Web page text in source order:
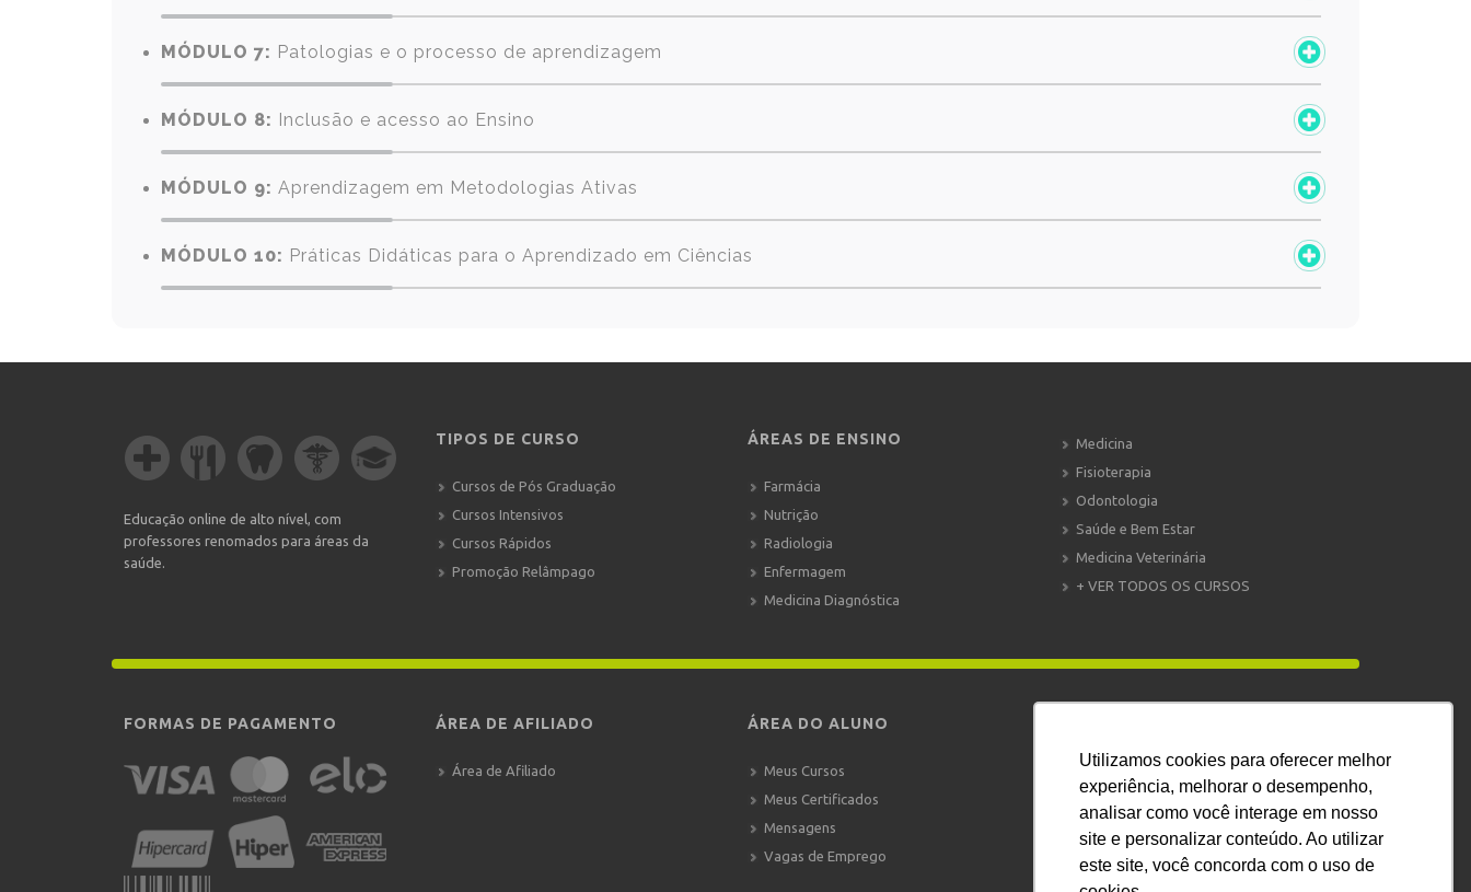
Utilizamos cookies para oferecer melhor
experiência, melhorar o desempenho,
analisar como você interage em nosso
site e personalizar conteúdo. Ao utilizar
este site, você concorda com o uso de
MÓDULO 7: Patologias e o processo de aprendizagem
MÓDULO 8: Inclusão e acesso ao Ensino
MÓDULO 9: Aprendizagem em Metodologias Ativas
MÓDULO 10: Práticas Didáticas para o Aprendizado em Ciências
Educação online de alto nível, com
professores renomados para áreas da
saúde.
TIPOS DE CURSO
Cursos de Pós Graduação
Cursos Intensivos
Cursos Rápidos
Promoção Relâmpago
ÁREAS DE ENSINO
Farmácia
Nutrição
Radiologia
Enfermagem
Medicina Diagnóstica
Medicina
Fisioterapia
Odontologia
Saúde e Bem Estar
Medicina Veterinária
+ VER TODOS OS CURSOS
FORMAS DE PAGAMENTO ÁREA DE AFILIADO
Área de Afiliado
ÁREA DO ALUNO
Meus Cursos
Meus Certificados
Mensagens
Vagas de Emprego
WHATSAPP: +55 11 91122-0533
—–
E-MAIL:atendimento@eadplus.com.br
Veja aqui nossos termos de uso.